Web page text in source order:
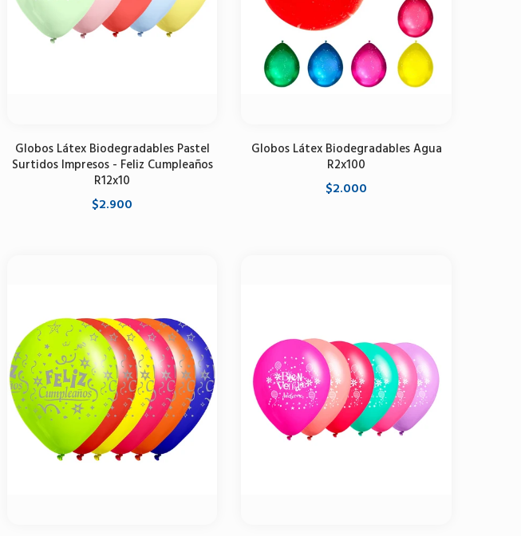
Globos Látex Biodegradables Pastel
Surtidos Impresos - Feliz Cumpleaños
R12x10
$2.900
Globos Látex Biodegradables Agua
R2x100
$2.000